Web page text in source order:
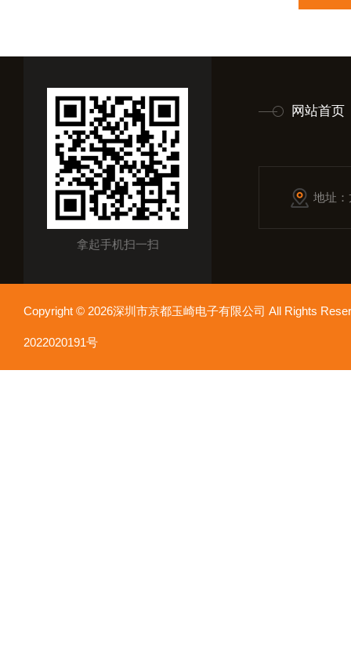
拿起手机扫一扫
网站首页
地址
Copyright © 2026深圳市京都玉崎电子有限公司 All Rights
2022020191号